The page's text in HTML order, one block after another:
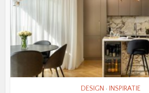
DESIGN • INSPIRATIE